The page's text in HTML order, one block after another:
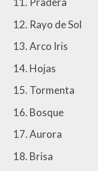
Rayo de Sol
Arco Iris
Hojas
Tormenta
Bosque
Aurora
Brisa